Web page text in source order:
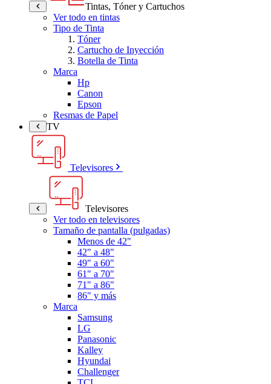
Tintas, Tóner y Cartuchos
Ver todo en tintas
Tipo de Tinta
Tóner
Cartucho de Inyección
Botella de Tinta
Marca
Hp
Canon
Epson
Resmas de Papel
TV
Televisores
Televisores
Ver todo en televisores
Tamaño de pantalla (pulgadas)
Menos de 42"
42" a 48"
49" a 60"
61" a 70"
71" a 86"
86" y más
Marca
Samsung
LG
Panasonic
Kalley
Hyundai
Challenger